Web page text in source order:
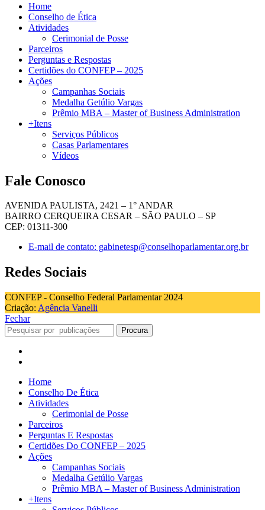
Home
Conselho de Ética
Atividades
Cerimonial de Posse
Parceiros
Perguntas e Respostas
Certidões do CONFEP – 2025
Ações
Campanhas Sociais
Medalha Getúlio Vargas
Prêmio MBA – Master of Business Administration
+Itens
Serviços Públicos
Casas Parlamentares
Vídeos
Fale Conosco
AVENIDA PAULISTA, 2421 – 1° ANDAR
BAIRRO CERQUEIRA CESAR – SÃO PAULO – SP
CEP: 01311-300
E-mail de contato: gabinetesp@conselhoparlamentar.org.br
Redes Sociais
CONFEP - Conselho Federal Parlamentar 2024
Criação: Agência Vanelli
Fechar
Procura
Home
Conselho De Ética
Atividades
Cerimonial de Posse
Parceiros
Perguntas E Respostas
Certidões Do CONFEP – 2025
Ações
Campanhas Sociais
Medalha Getúlio Vargas
Prêmio MBA – Master of Business Administration
+Itens